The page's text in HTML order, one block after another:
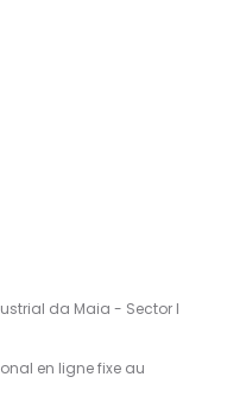
da Maia - Sector I
en ligne fixe au